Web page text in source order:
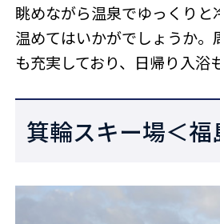
眺めながら温泉でゆっくりと
温めてはいかがでしょうか。
も充実しており、日帰り入浴
箕輪スキー場＜福